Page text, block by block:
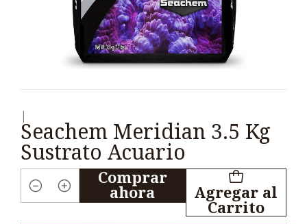
Seachem Meridian 3.5 Kg
Sustrato Acuario
Cantidad
Agregar al
Carrito
Comprar
ahora